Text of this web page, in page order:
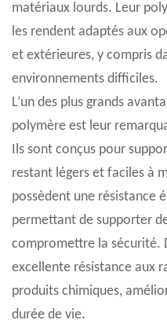
matériaux lourds. Leur
les rendent adaptés aux
et extérieures, y compris
environnements difficiles.
L’un des plus grands
polymère est leur
Ils sont conçus pour
restant légers et faciles à
possèdent une résistance
permettant de supporter
compromettre la sécurité.
excellente résistance aux
produits chimiques,
durée de vie.